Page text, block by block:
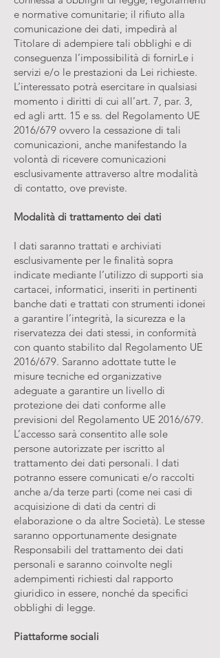
e normative comunitarie; il rifiuto alla
comunicazione dei dati, impedirà al
Titolare di adempiere tali obblighi e di
conseguenza l’impossibilità di fornirLe i
servizi e/o le prestazioni da Lei richieste.
L’interessato potrà esercitare in qualsiasi
momento i diritti di cui all’art. 7, par. 3,
ed agli artt. 15 e ss. del Regolamento UE
2016/679 ovvero la cessazione di tali
comunicazioni, anche manifestando la
volontà di ricevere comunicazioni
esclusivamente attraverso altre modalità
di contatto, ove previste.
Modalità di trattamento dei dati
I dati saranno trattati e archiviati
esclusivamente per le finalità sopra
indicate mediante l’utilizzo di supporti sia
cartacei, informatici, inseriti in pertinenti
banche dati e trattati con strumenti idonei
a garantire l’integrità, la sicurezza e la
riservatezza dei dati stessi, in conformità
con quanto stabilito dal Regolamento UE
2016/679. Saranno adottate tutte le
misure tecniche ed organizzative
adeguate a garantire un livello di
protezione dei dati conforme alle
previsioni del Regolamento UE 2016/679.
L’accesso sarà consentito alle sole
persone autorizzate per iscritto al
trattamento dei dati personali. I dati
potranno essere comunicati e/o raccolti
anche a/da terze parti (come nei casi di
acquisizione di dati da centri di
elaborazione o da altre Società). Le stesse
saranno opportunamente designate
Responsabili del trattamento dei dati
personali e saranno coinvolte negli
adempimenti richiesti dal rapporto
giuridico in essere, nonché da specifici
obblighi di legge.
Piattaforme sociali